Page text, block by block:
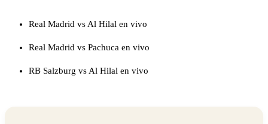
Real Madrid vs Al Hilal en vivo
Real Madrid vs Pachuca en vivo
RB Salzburg vs Al Hilal en vivo